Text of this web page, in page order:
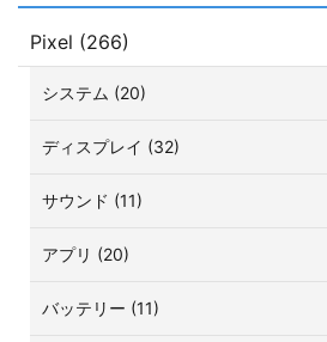
Pixel (266)
システム (20)
ディスプレイ (32)
サウンド (11)
アプリ (20)
バッテリー (11)